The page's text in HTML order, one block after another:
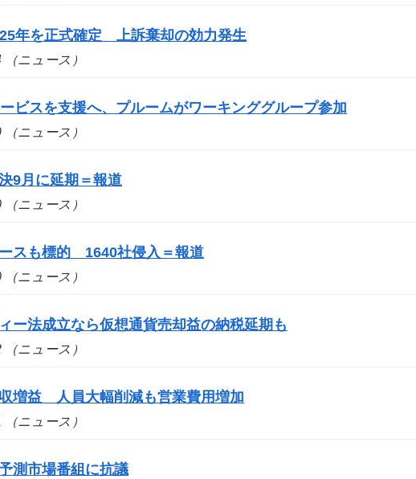
年を正式確定 上訴棄却の効力発生
ニュース）
ビスを支援へ、プルームがワーキンググループ参加
ニュース）
9月に延期＝報道
ニュース）
スも標的 1640社侵入＝報道
ニュース）
ー法成立なら仮想通貨売却益の納税延期も
ニュース）
増益 人員大幅削減も営業費用増加
ニュース）
測市場番組に抗議